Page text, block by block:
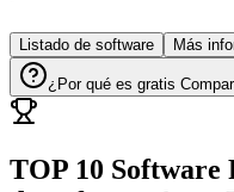
Listado de software Más
¿Por qué es gratis
TOP 10 Software